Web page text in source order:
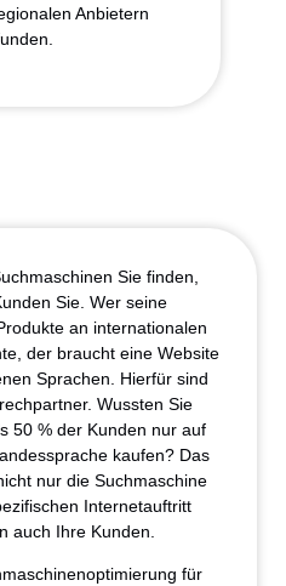
Anbietern
Sie finden,
Sie. Wer seine
an internationalen
der braucht eine Website
Sprachen. Hierfür sind
Wussten Sie
50 % der Kunden nur auf
kaufen? Das
nur die Suchmaschine
Internetauftritt
auch Ihre Kunden.
für